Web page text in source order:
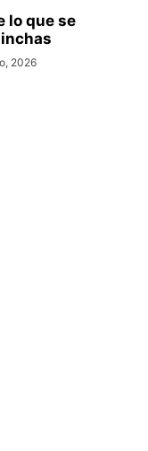
lo que se
2026